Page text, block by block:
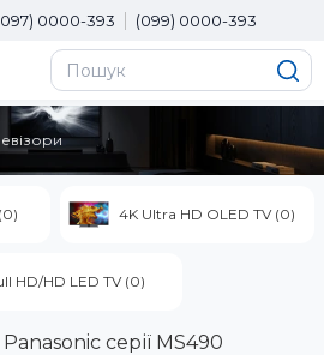
0000-393 (099) 0000-393
4K Ultra HD OLED TV (0)
HD/HD LED TV (0)
серії MS490